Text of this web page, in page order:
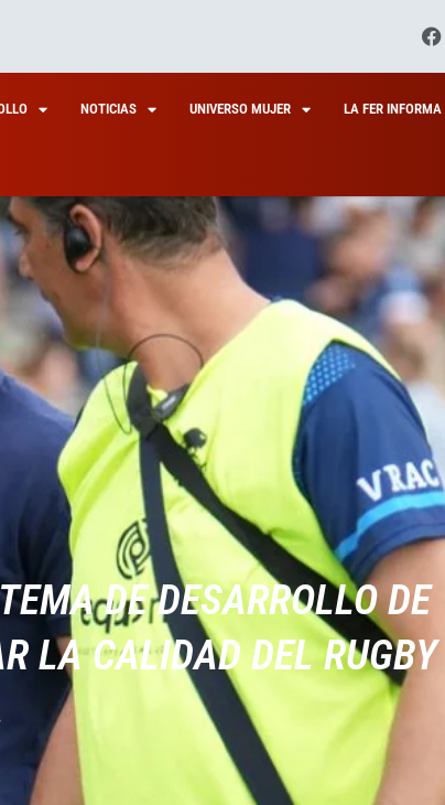
NOTICIAS UNIVERSO MUJER LA FER INFORMA
DE DESARROLLO DE
LA CALIDAD DEL RUGBY